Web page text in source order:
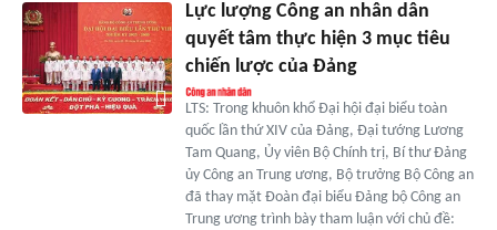
Lực lượng Công an nhân dân
quyết tâm thực hiện 3 mục tiêu
chiến lược của Đảng
LTS: Trong khuôn khổ Đại hội đại biểu toàn
quốc lần thứ XIV của Đảng, Đại tướng Lương
Tam Quang, Ủy viên Bộ Chính trị, Bí thư Đảng
ủy Công an Trung ương, Bộ trưởng Bộ Công an
đã thay mặt Đoàn đại biểu Đảng bộ Công an
Trung ương trình bày tham luận với chủ đề: